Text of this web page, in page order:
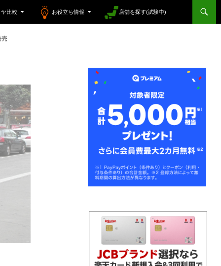
比較 お役立ち情報 店舗を探す(試験中)
売